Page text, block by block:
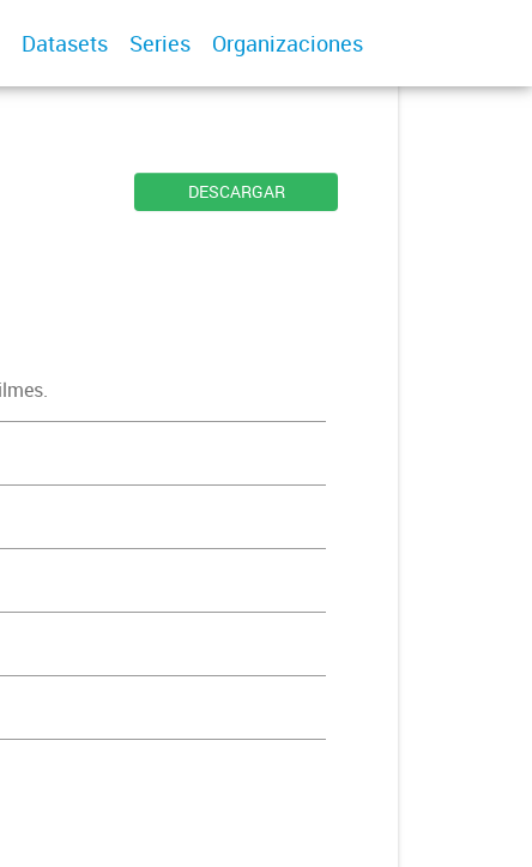
Datasets Series Organizaciones
DESCARGAR